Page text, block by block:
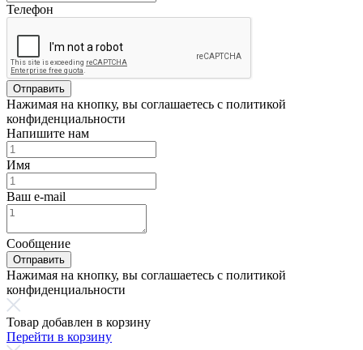
Телефон
Отправить
Нажимая на кнопку, вы соглашаетесь с политикой
конфиденциальности
Напишите нам
Имя
Ваш e-mail
Сообщение
Отправить
Нажимая на кнопку, вы соглашаетесь с политикой
конфиденциальности
Товар добавлен в корзину
Перейти в корзину